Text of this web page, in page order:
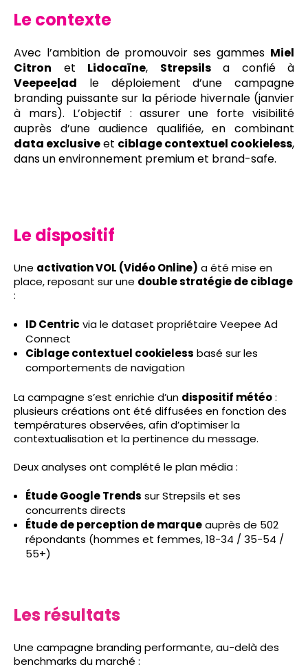
Le contexte
Avec l’ambition de promouvoir ses gammes Miel
Citron et Lidocaïne, Strepsilsa confié à
Veepee|ad le déploiement d’une campagne
branding puissante sur la période hivernale (janvier
à mars). L’objectif : assurer une forte visibilité
auprès d’une audience qualifiée, en combinant
data exclusiveet ciblage contextuel cookieless,
dans un environnement premium et brand-safe.
Le dispositif
Une activation VOL (Vidéo Online) a été mise en
place, reposant sur une double stratégie de ciblage
:
ID Centric via le dataset propriétaire Veepee Ad
Connect
Ciblage contextuel cookieless basé sur les
comportements de navigation
La campagne s’est enrichie d’un dispositif météo:
plusieurs créations ont été diffusées en fonction des
températures observées, afin d’optimiser la
contextualisation et la pertinence du message.
Deux analyses ont complété le plan média :
Étude Google Trends sur Strepsils et ses
concurrents directs
Étude de perception de marqueauprès de 502
répondants (hommes et femmes, 18-34 / 35-54 /
55+)
Les résultats
Une campagne branding performante, au-delà des
benchmarks du marché :